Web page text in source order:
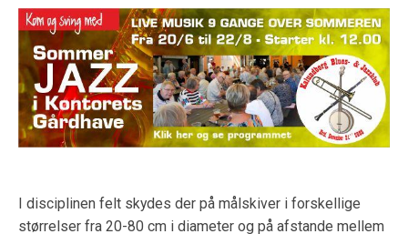
I disciplinen felt skydes der på målskiver i forskellige
størrelser fra 20-80 cm i diameter og på afstande mellem